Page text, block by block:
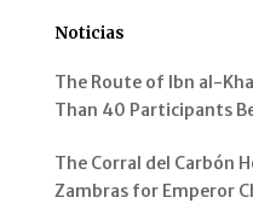
Noticias
The Route of Ibn al-
Than 40 Participants
The Corral del Carbón
Zambras for Emperor